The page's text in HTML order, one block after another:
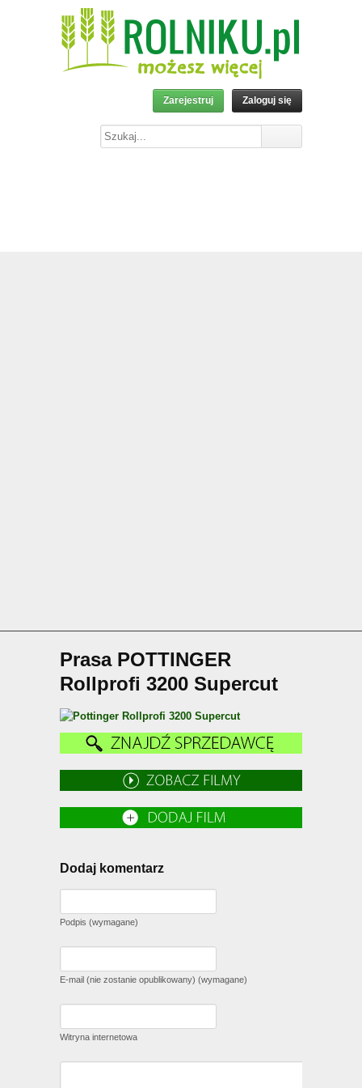
Zarejestruj Zaloguj się
Prasa POTTINGER
Rollprofi 3200 Supercut
Dodaj komentarz
Podpis (wymagane)
E-mail (nie zostanie opublikowany) (wymagane)
Witryna internetowa